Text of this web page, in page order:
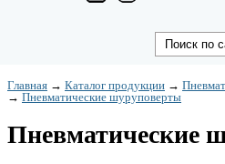
Главная → Каталог продукции →
→ Пневматические шуруповерты
Пневматические